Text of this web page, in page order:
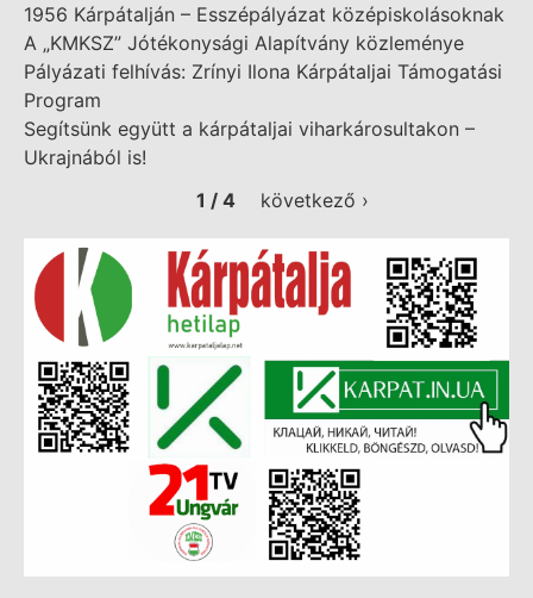
1956 Kárpátalján – Esszépályázat középiskolásoknak
A „KMKSZ” Jótékonysági Alapítvány közleménye
Pályázati felhívás: Zrínyi Ilona Kárpátaljai Támogatási
Program
Segítsünk együtt a kárpátaljai viharkárosultakon –
Ukrajnából is!
1 / 4
következő ›